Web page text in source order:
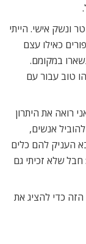
ונשק אישי. הייתי
כאילו עצם
במקומם.
טוב עבור עם
רואה את היתרון
אנשים,
העניק להם כלים
שלא זכיתי גם
כדי להציג את